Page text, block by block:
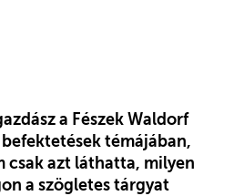
a Fészek Waldorf
témájában,
csak azt láthatta, milyen
a szögletes tárgyat